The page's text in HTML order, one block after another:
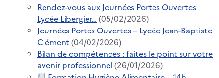
Rendez-vous aux Journées Portes Ouvertes
Lycée Libergier… (05/02/2026)
Journées Portes Ouvertes – Lycée Jean-Baptiste
Clément (04/02/2026)
Bilan de compétences : faites le point sur votre
avenir professionnel (26/01/2026)